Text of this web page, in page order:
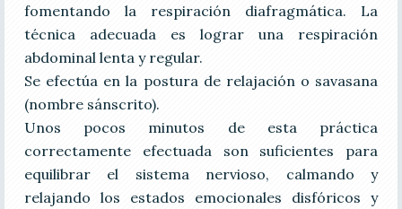
fomentando la respiración diafragmática. La
técnica adecuada es lograr una respiración
abdominal lenta y regular.
Se efectúa en la postura de relajación o savasana
(nombre sánscrito).
Unos pocos minutos de esta práctica
correctamente efectuada son suficientes para
equilibrar el sistema nervioso, calmando y
relajando los estados emocionales disfóricos y